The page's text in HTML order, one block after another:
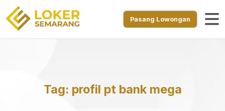
Pasang Lowongan
Tag: profil pt bank mega